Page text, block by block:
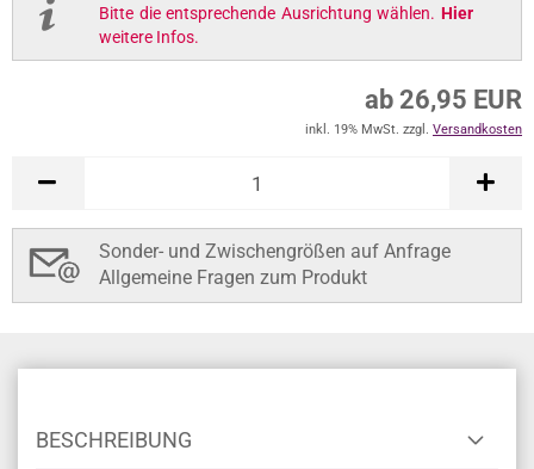
Bitte die entsprechende Ausrichtung wählen. Hier
weitere Infos.
ab 26,95 EUR
inkl. 19% MwSt. zzgl. Versandkosten
Sonder- und Zwischengrößen auf Anfrage
Allgemeine Fragen zum Produkt
BESCHREIBUNG